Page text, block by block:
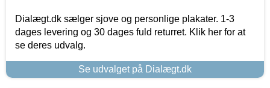
Dialægt.dk sælger sjove og personlige plakater. 1-3
dages levering og 30 dages fuld returret. Klik her for at
se deres udvalg.
Se udvalget på Dialægt.dk